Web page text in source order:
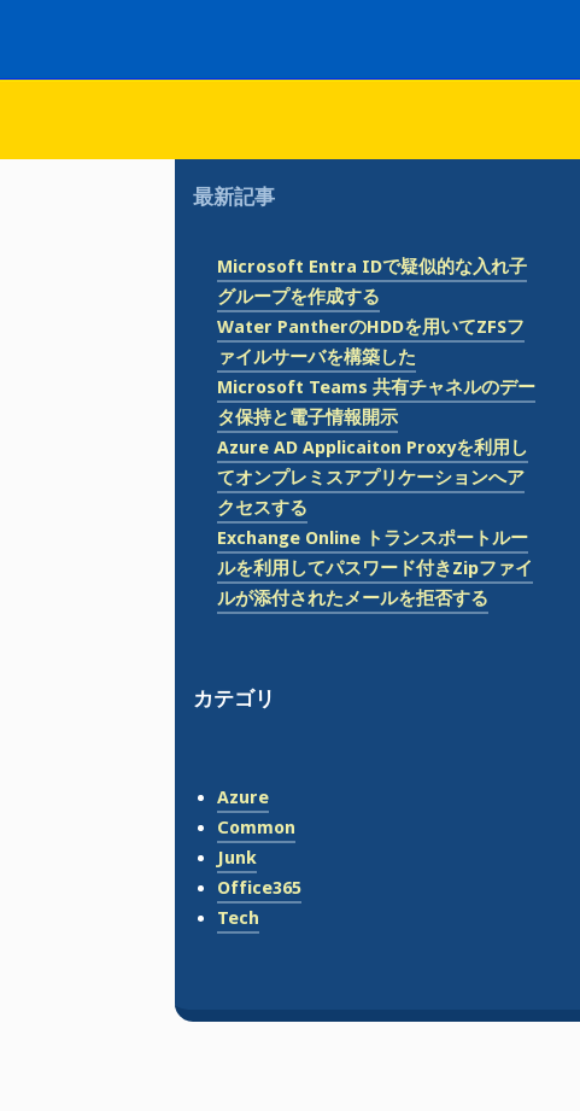
最新記事
Microsoft Entra IDで疑似的な入れ子
グループを作成する
Water PantherのHDDを用いてZFSフ
ァイルサーバを構築した
Microsoft Teams 共有チャネルのデー
タ保持と電子情報開示
Azure AD Applicaiton Proxyを利用し
てオンプレミスアプリケーションへア
クセスする
Exchange Online トランスポートルー
ルを利用してパスワード付きZipファイ
ルが添付されたメールを拒否する
カテゴリ
Azure
Common
Junk
Office365
Tech